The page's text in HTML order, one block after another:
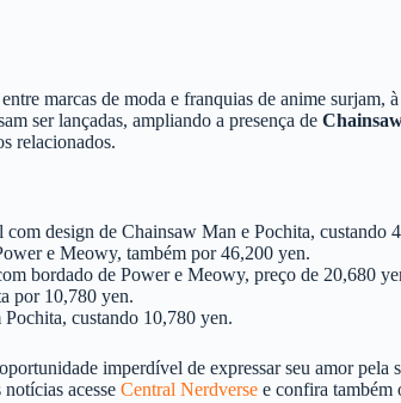
marcas de moda e franquias de anime
ser lançadas, ampliando a presença de
relacionados.
com design de Chainsaw Man e Pochita, custando
e Meowy, também por 46,200 yen.
bordado de Power e Meowy, preço de 20,680
por 10,780 yen.
Pochita, custando 10,780 yen.
imperdível de expressar seu amor
acesse Central Nerdverse e confira também